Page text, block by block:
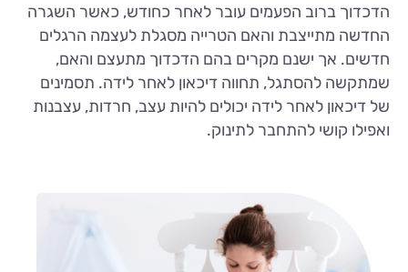
הדכדוך ברוב הפעמים עובר לאחר כחודש, כאשר השגרה
החדשה מתייצבת והאם הטרייה מסגלת לעצמה הרגלים
חדשים. אך ישנם מקרים בהם הדכדוך מתעצם והאם,
שמתקשה להסתגל, תחווה דיכאון לאחר לידה. תסמינים
של דיכאון לאחר לידה יכולים להיות עצב, חרדות, עצבנות
ואפילו קושי להתחבר לתינוק.